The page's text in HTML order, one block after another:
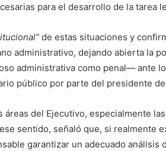
para el desarrollo de la tarea
de estas situaciones y
administrativo, dejando abierta la
administrativa como penal— ante
público por parte del presidente
del Ejecutivo, especialmente
sentido, señaló que, si realmente
garantizar un adecuado análisis